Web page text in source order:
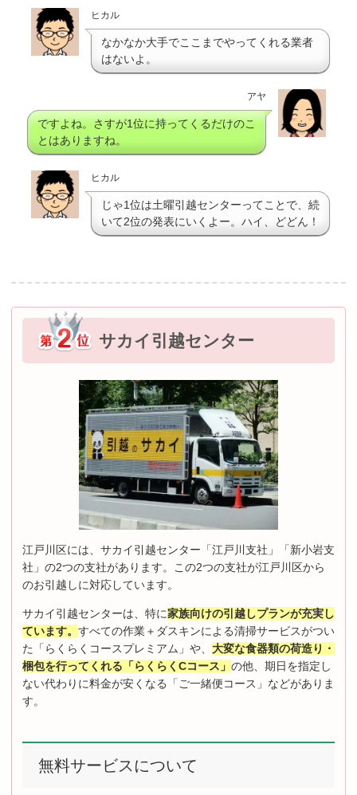
ヒカル
なかなか大手でここまでやってくれる業者
はないよ。
アヤ
ですよね。さすが1位に持ってくるだけのこ
とはありますね。
ヒカル
じゃ1位は土曜引越センターってことで、続
いて2位の発表にいくよー。ハイ、どどん！
サカイ引越センター
江戸川区には、サカイ引越センター「江戸川支社」「新小岩支
社」の2つの支社があります。この2つの支社が江戸川区から
のお引越しに対応しています。
サカイ引越センターは、特に家族向けの引越しプランが充実し
ています。 すべての作業＋ダスキンによる清掃サービスがつい
た「らくらくコースプレミアム」や、 大変な食器類の荷造り・
梱包を行ってくれる「らくらくCコース」 の他、期日を指定し
ない代わりに料金が安くなる「ご一緒便コース」などがありま
す。
無料サービスについて